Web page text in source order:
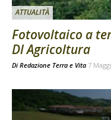
ATTUALITÀ
Fotovoltaico a
Dl Agricoltura
Di Redazione Terra e Vita 7